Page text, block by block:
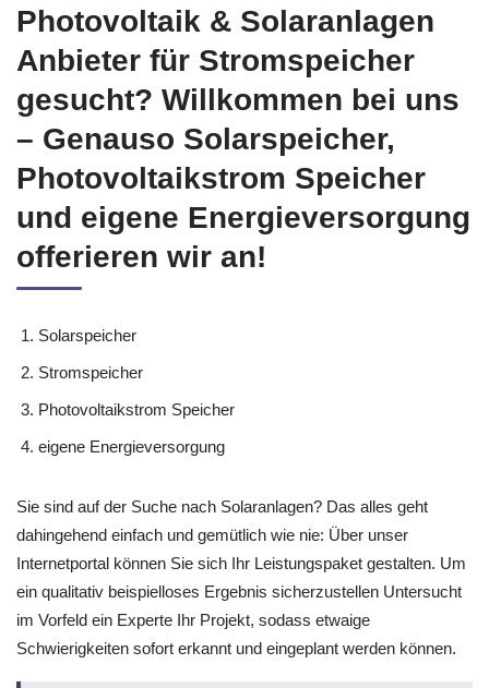
Photovoltaik & Solaranlagen
Anbieter für Stromspeicher
gesucht? Willkommen bei uns
– Genauso Solarspeicher,
Photovoltaikstrom Speicher
und eigene Energieversorgung
offerieren wir an!
Solarspeicher
Stromspeicher
Photovoltaikstrom Speicher
eigene Energieversorgung
Sie sind auf der Suche nach Solaranlagen? Das alles geht
dahingehend einfach und gemütlich wie nie: Über unser
Internetportal können Sie sich Ihr Leistungspaket gestalten. Um
ein qualitativ beispielloses Ergebnis sicherzustellen Untersucht
im Vorfeld ein Experte Ihr Projekt, sodass etwaige
Schwierigkeiten sofort erkannt und eingeplant werden können.